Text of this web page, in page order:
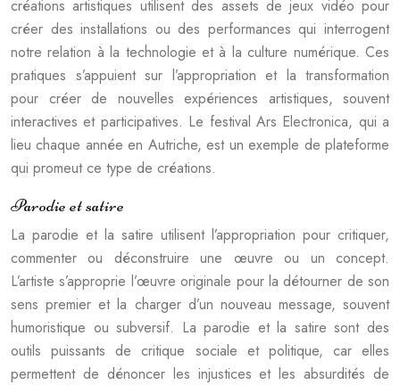
créations artistiques utilisent des assets de jeux vidéo pour
créer des installations ou des performances qui interrogent
notre relation à la technologie et à la culture numérique. Ces
pratiques s’appuient sur l’appropriation et la transformation
pour créer de nouvelles expériences artistiques, souvent
interactives et participatives. Le festival Ars Electronica, qui a
lieu chaque année en Autriche, est un exemple de plateforme
qui promeut ce type de créations.
Parodie et satire
La parodie et la satire utilisent l’appropriation pour critiquer,
commenter ou déconstruire une œuvre ou un concept.
L’artiste s’approprie l’œuvre originale pour la détourner de son
sens premier et la charger d’un nouveau message, souvent
humoristique ou subversif. La parodie et la satire sont des
outils puissants de critique sociale et politique, car elles
permettent de dénoncer les injustices et les absurdités de